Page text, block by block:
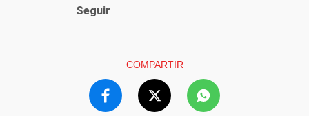
Seguir
COMPARTIR